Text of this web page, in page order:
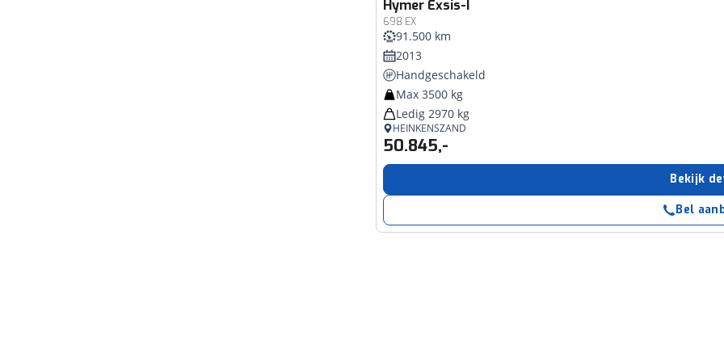
Hymer Exsis-I
698 EX
91.500 km
2013
Handgeschakeld
Max 3500 kg
Ledig 2970 kg
HEINKENSZAND
50.845,-
Bekijk
Bel